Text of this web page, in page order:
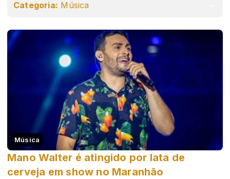
Categoria: Música
Música
Mano Walter é atingido por lata de
cerveja em show no Maranhão